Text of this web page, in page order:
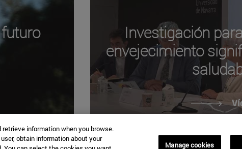
Investigación
envejecimiento
information when you browse.
obtain information about your
Manage cookies